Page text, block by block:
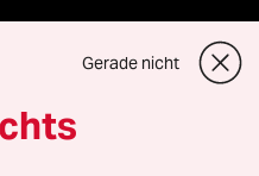
Gerade nicht